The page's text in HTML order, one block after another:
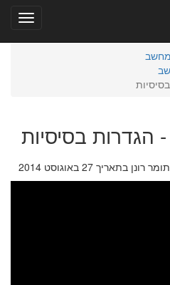
הגדרות בסיסיות
בתאריך 27 באוגוסט 2014